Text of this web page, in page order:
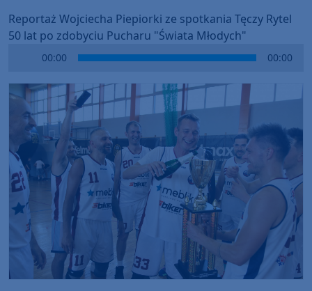
Reportaż Wojciecha Piepiorki ze spotkania Tęczy Rytel
50 lat po zdobyciu Pucharu "Świata Młodych"
00:00 00:00